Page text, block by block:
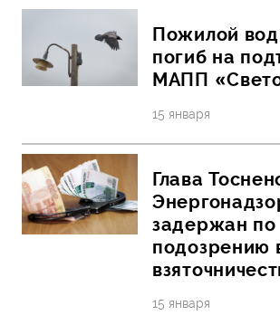
Пожилой
погиб на
МАПП
15 января
Глава
задержан по
подозрению
15 января